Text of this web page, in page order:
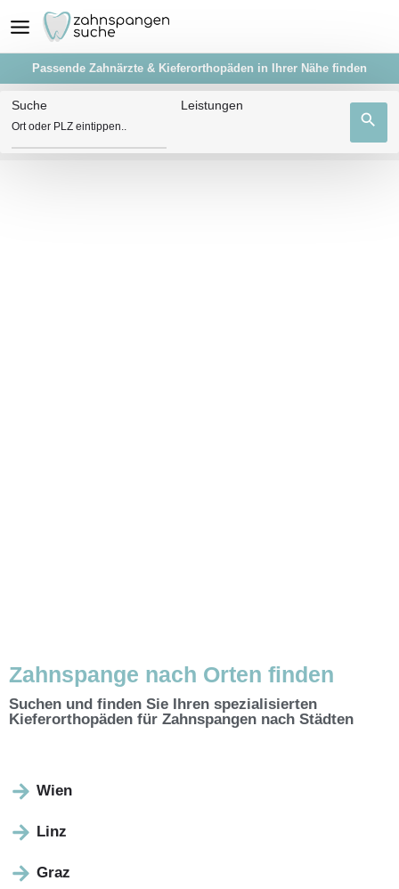
Passende Zahnärzte & Kieferorthopäden in Ihrer Nähe finden
Suche Leistungen
search
Zahnspange nach Orten finden
Suchen und finden Sie Ihren spezialisierten
Kieferorthopäden für Zahnspangen nach Städten
Wien
Linz
Graz